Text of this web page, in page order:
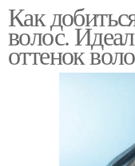
Как
волос.
оттенок